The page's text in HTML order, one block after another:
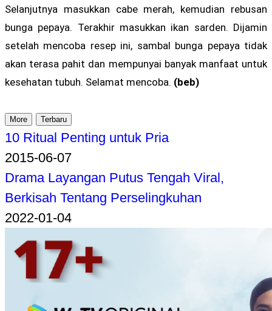
Selanjutnya masukkan cabe merah, kemudian rebusan
bunga pepaya. Terakhir masukkan ikan sarden. Dijamin
setelah mencoba resep ini, sambal bunga pepaya tidak
akan terasa pahit dan mempunyai banyak manfaat untuk
kesehatan tubuh. Selamat mencoba. (beb)
More Terbaru
10 Ritual Penting untuk Pria
2015-06-07
Drama Layangan Putus Tengah Viral,
Berkisah Tentang Perselingkuhan
2022-01-04